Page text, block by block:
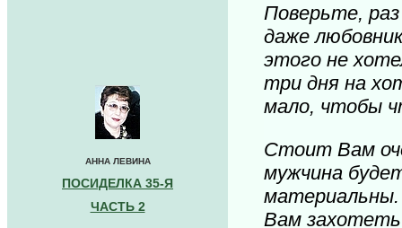
АННА ЛЕВИНА
ПОСИДЕЛКА 35-Я
ЧАСТЬ 2
Поверьте,
даже
этого не
три дня на
мало, чтобы
Стоит Вам
мужчина
Вам